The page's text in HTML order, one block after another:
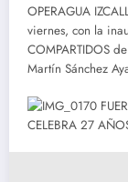
OPERAGUA
viernes, con la
COMPARTIDOS
Martín Sánchez